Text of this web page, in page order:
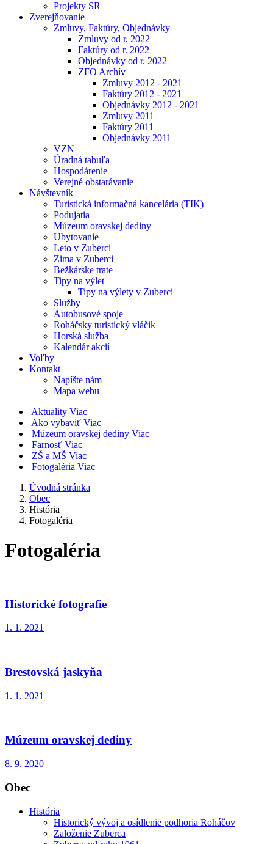
Projekty SR
Zverejňovanie
Zmluvy, Faktúry, Objednávky
Zmluvy od r. 2022
Faktúry od r. 2022
Objednávky od r. 2022
ZFO Archív
Zmluvy 2012 - 2021
Faktúry 2012 - 2021
Objednávky 2012 - 2021
Zmluvy 2011
Faktúry 2011
Objednávky 2011
VZN
Úradná tabuľa
Hospodárenie
Verejné obstarávanie
Návštevník
Turistická informačná kancelária (TIK)
Podujatia
Múzeum oravskej dediny
Ubytovanie
Leto v Zuberci
Zima v Zuberci
Bežkárske trate
Tipy na výlet
Tipy na výlety v Zuberci
Služby
Autobusové spoje
Roháčsky turistický vláčik
Horská služba
Kalendár akcií
Voľby
Kontakt
Napíšte nám
Mapa webu
Aktuality Viac
Ako vybaviť Viac
Múzeum oravskej dediny Viac
Farnosť Viac
ZŠ a MŠ Viac
Fotogaléria Viac
Úvodná stránka
Obec
História
Fotogaléria
Fotogaléria
Historické fotografie
1. 1. 2021
Brestovská jaskyňa
1. 1. 2021
Múzeum oravskej dediny
8. 9. 2020
Obec
História
Historický vývoj a osídlenie podhoria Roháčov
Založenie Zuberca